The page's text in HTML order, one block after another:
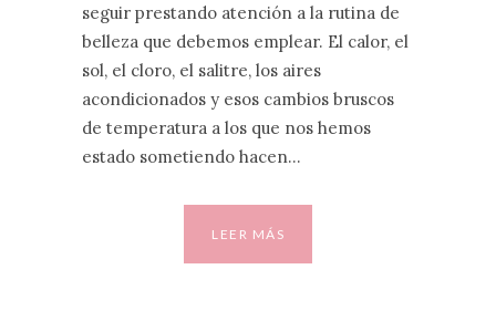
seguir prestando atención a la rutina de
belleza que debemos emplear. El calor, el
sol, el cloro, el salitre, los aires
acondicionados y esos cambios bruscos
de temperatura a los que nos hemos
estado sometiendo hacen…
LEER MÁS